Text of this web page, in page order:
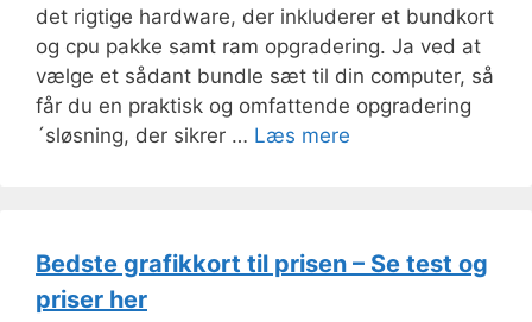
det rigtige hardware, der inkluderer et bundkort
og cpu pakke samt ram opgradering. Ja ved at
vælge et sådant bundle sæt til din computer, så
får du en praktisk og omfattende opgradering
´sløsning, der sikrer … Læs mere
Bedste grafikkort til prisen – Se test og
priser her